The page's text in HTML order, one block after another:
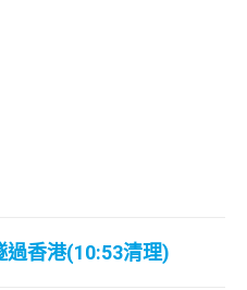
過香港(10:53清理)